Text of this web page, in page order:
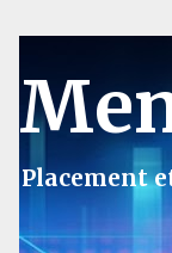
Placement